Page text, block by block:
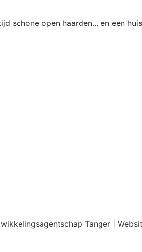
schone open haarden... en een
Tanger |